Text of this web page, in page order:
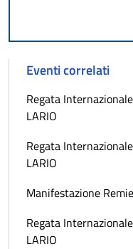
Eventi correlati
Regata
LARIO
Regata
LARIO
Manifestazione
Regata
LARIO